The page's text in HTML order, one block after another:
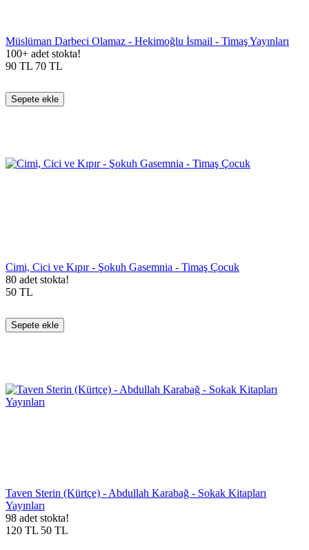
Müslüman Darbeci Olamaz - Hekimoğlu İsmail - Timaş Yayınları
100+ adet stokta!
90 TL 70 TL
Sepete ekle
Cimi, Cici ve Kıpır - Şokuh Gasemnia - Timaş Çocuk
80 adet stokta!
50 TL
Sepete ekle
Taven Sterin (Kürtçe) - Abdullah Karabağ - Sokak Kitapları
Yayınları
98 adet stokta!
120 TL 50 TL